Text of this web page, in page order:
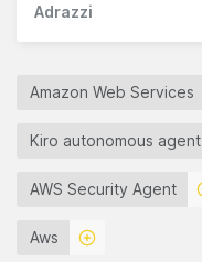
Adrazzi
Amazon Web Services
Kiro autonomous agent
AWS Security Agent
Aws